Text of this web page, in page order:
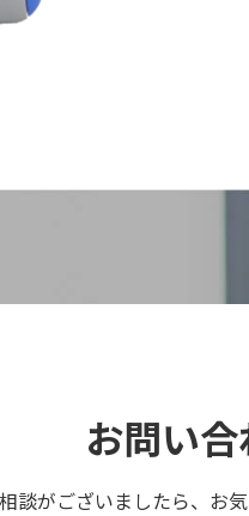
お問い
談がございましたら、お